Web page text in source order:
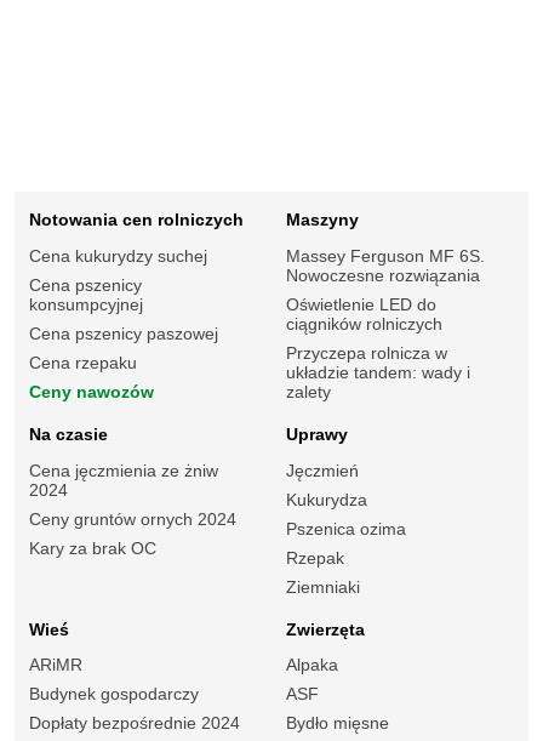
Notowania cen rolniczych
Cena kukurydzy suchej
Cena pszenicy
konsumpcyjnej
Cena pszenicy paszowej
Cena rzepaku
Ceny nawozów
Maszyny
Massey Ferguson MF 6S.
Nowoczesne rozwiązania
Oświetlenie LED do
ciągników rolniczych
Przyczepa rolnicza w
układzie tandem: wady i
zalety
Na czasie
Cena jęczmienia ze żniw
2024
Ceny gruntów ornych 2024
Kary za brak OC
Uprawy
Jęczmień
Kukurydza
Pszenica ozima
Rzepak
Ziemniaki
Wieś
ARiMR
Budynek gospodarczy
Dopłaty bezpośrednie 2024
Zwierzęta
Alpaka
ASF
Bydło mięsne